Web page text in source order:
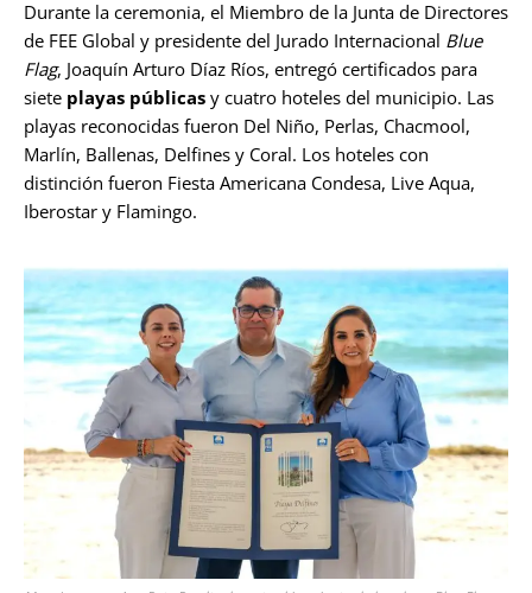
Durante la ceremonia, el Miembro de la Junta de Directores
de FEE Global y presidente del Jurado Internacional Blue
Flag, Joaquín Arturo Díaz Ríos, entregó certificados para
siete playas públicas y cuatro hoteles del municipio. Las
playas reconocidas fueron Del Niño, Perlas, Chacmool,
Marlín, Ballenas, Delfines y Coral. Los hoteles con
distinción fueron Fiesta Americana Condesa, Live Aqua,
Iberostar y Flamingo.